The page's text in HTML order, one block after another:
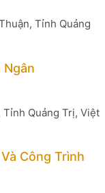
Tỉnh Quảng
Ngân
Quảng Trị, Việt
Công Trình